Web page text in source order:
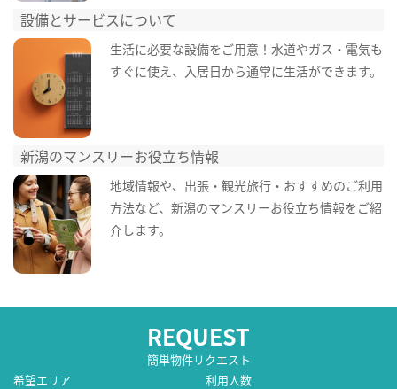
設備とサービスについて
生活に必要な設備をご用意！水道やガス・電気も
すぐに使え、入居日から通常に生活ができます。
新潟のマンスリーお役立ち情報
地域情報や、出張・観光旅行・おすすめのご利用
方法など、新潟のマンスリーお役立ち情報をご紹
介します。
REQUEST
簡単物件リクエスト
希望エリア
利用人数